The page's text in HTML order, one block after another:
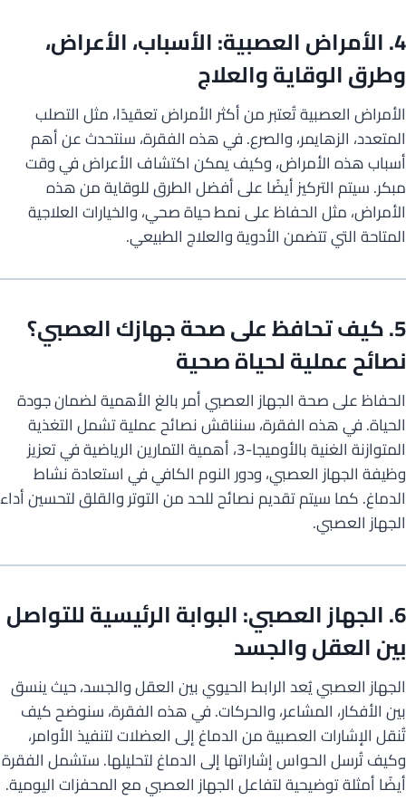
4. الأمراض العصبية: الأسباب، الأعراض،
وطرق الوقاية والعلاج
الأمراض العصبية تُعتبر من أكثر الأمراض تعقيدًا، مثل التصلب
المتعدد، الزهايمر، والصرع. في هذه الفقرة، سنتحدث عن أهم
أسباب هذه الأمراض، وكيف يمكن اكتشاف الأعراض في وقت
مبكر. سيتم التركيز أيضًا على أفضل الطرق للوقاية من هذه
الأمراض، مثل الحفاظ على نمط حياة صحي، والخيارات العلاجية
المتاحة التي تتضمن الأدوية والعلاج الطبيعي.
5. كيف تحافظ على صحة جهازك العصبي؟
نصائح عملية لحياة صحية
الحفاظ على صحة الجهاز العصبي أمر بالغ الأهمية لضمان جودة
الحياة. في هذه الفقرة، سنناقش نصائح عملية تشمل التغذية
المتوازنة الغنية بالأوميجا-3، أهمية التمارين الرياضية في تعزيز
وظيفة الجهاز العصبي، ودور النوم الكافي في استعادة نشاط
الدماغ. كما سيتم تقديم نصائح للحد من التوتر والقلق لتحسين أداء
الجهاز العصبي.
6. الجهاز العصبي: البوابة الرئيسية للتواصل
بين العقل والجسد
الجهاز العصبي يُعد الرابط الحيوي بين العقل والجسد، حيث ينسق
بين الأفكار، المشاعر، والحركات. في هذه الفقرة، سنوضح كيف
تُنقل الإشارات العصبية من الدماغ إلى العضلات لتنفيذ الأوامر،
وكيف تُرسل الحواس إشاراتها إلى الدماغ لتحليلها. ستشمل الفقرة
أيضًا أمثلة توضيحية لتفاعل الجهاز العصبي مع المحفزات اليومية.